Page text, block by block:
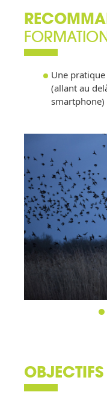
Une
(allant au
smartphone)
OBJECTIFS